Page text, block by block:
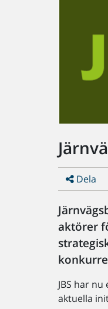
Dela
aktörer
JBS har
aktuella